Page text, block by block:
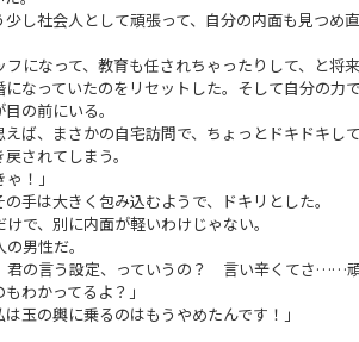
し社会人として頑張って、自分の内面も見つめ
になって、教育も任されちゃったりして、と将
なっていたのをリセットした。そして自分の力
の前にいる。
ば、まさかの自宅訪問で、ちょっとドキドキして
されてしまう。
！」
手は大きく包み込むようで、ドキリとした。
で、別に内面が軽いわけじゃない。
男性だ。
君の言う設定、っていうの？ 言い辛くてさ……
わかってるよ？」
玉の輿に乗るのはもうやめたんです！」